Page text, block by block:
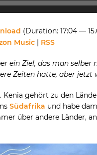
(Duration: 17:04 —
Music | RSS
ein Ziel, das man selber
Zeiten hatte, aber
gehört zu den
Südafrika und habe
über andere Länder,